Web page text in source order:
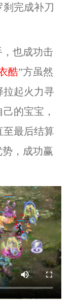
完成补刀
，也成功击
酷”方虽然
拉起火力寻
的宝宝，
至最后结算
，成功赢